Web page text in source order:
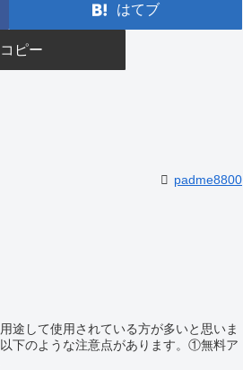
はてブ
コピー
padme8800
途して使用されている方が多いと思いま
下のような注意点があります。①無料ア